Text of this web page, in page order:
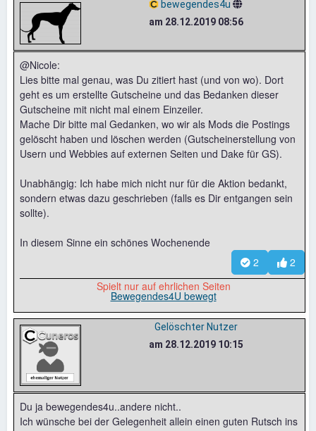
bewegendes4u
am 28.12.2019 08:56
@Nicole:
Lies bitte mal genau, was Du zitiert hast (und von wo). Dort
geht es um erstellte Gutscheine und das Bedanken dieser
Gutscheine mit nicht mal einem Einzeiler.
Mache Dir bitte mal Gedanken, wo wir als Mods die Postings
gelöscht haben und löschen werden (Gutscheinerstellung von
Usern und Webbies auf externen Seiten und Dake für GS).
Unabhängig: Ich habe mich nicht nur für die Aktion bedankt,
sondern etwas dazu geschrieben (falls es Dir entgangen sein
sollte).
In diesem Sinne ein schönes Wochenende
2
2
Spielt nur auf ehrlichen Seiten
Bewegendes4U bewegt
Gelöschter Nutzer
am 28.12.2019 10:15
Du ja bewegendes4u..andere nicht..
Ich wünsche bei der Gelegenheit allein einen guten Rutsch ins